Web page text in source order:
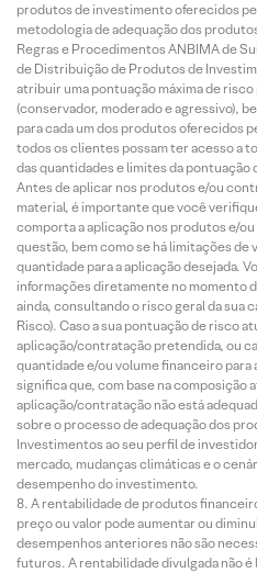
produtos de investimento oferecidos
metodologia de adequação dos
Regras e Procedimentos ANBIMA de
de Distribuição de Produtos de
atribuir uma pontuação máxima de
(conservador, moderado e agressivo),
para cada um dos produtos oferecidos
todos os clientes possam ter acesso a
das quantidades e limites da pontuação
Antes de aplicar nos produtos e/ou
material, é importante que você
comporta a aplicação nos produtos e/
questão, bem como se há limitações
quantidade para a aplicação desejada.
informações diretamente no momento
ainda, consultando o risco geral da sua
Risco). Caso a sua pontuação de risco
aplicação/contratação pretendida, ou
quantidade e/ou volume financeiro
significa que, com base na composição
aplicação/contratação não está
sobre o processo de adequação dos
Investimentos ao seu perfil de
mercado, mudanças climáticas e o
desempenho do investimento.
A rentabilidade de produtos
preço ou valor pode aumentar ou
desempenhos anteriores não são
futuros. A rentabilidade divulgada não